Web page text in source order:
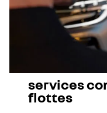
services
flottes